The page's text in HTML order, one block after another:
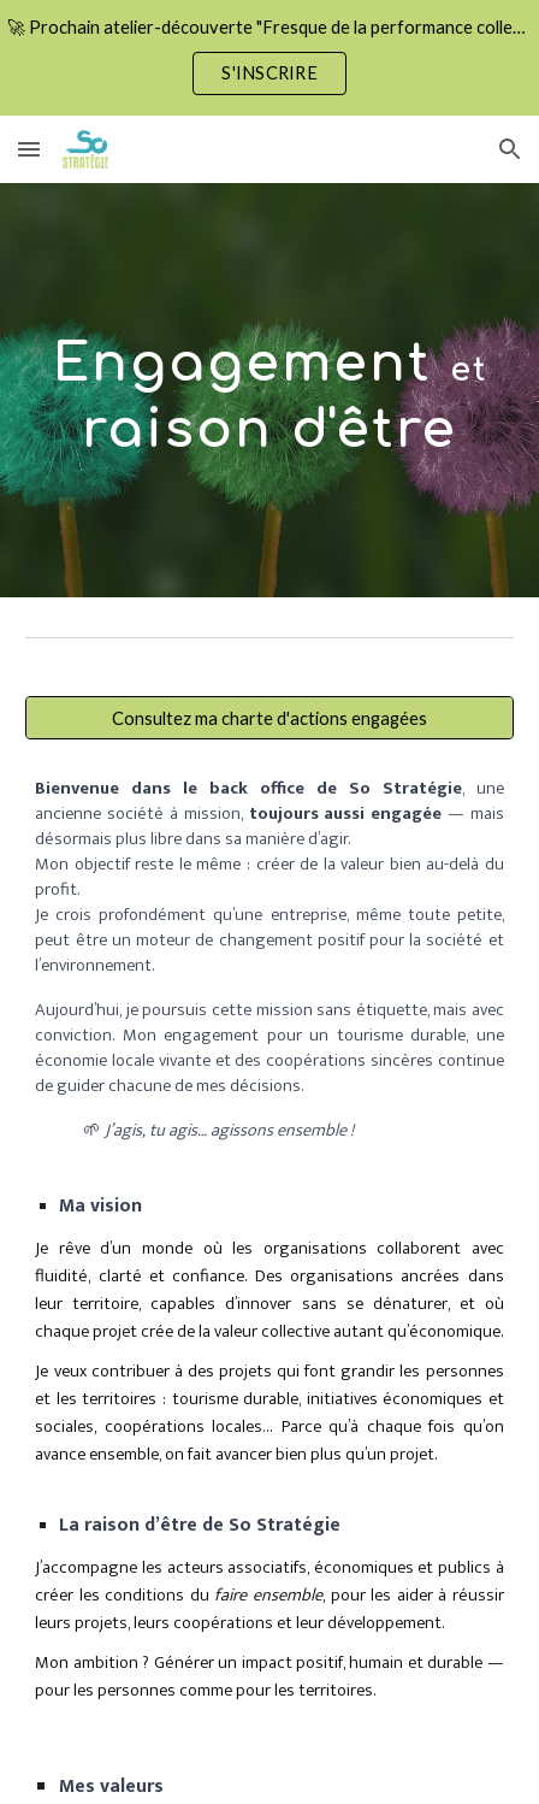
Skip to navigation
🚀 Prochain atelier-découverte "Fresque de la performance collective" le 15 septembre ! Places limitées.
S'INSCRIRE
Engagementet
raison d'être
Consultez ma charte d'actions engagées
Bienvenue dans le back office de So Stratégie, une
ancienne société à mission, toujours aussi engagée — mais
désormais plus libre dans sa manière d’agir.
Mon objectif reste le même : créer de la valeur bien au-delà du
profit.
Je crois profondément qu’une entreprise, même toute petite,
peut êtreun moteur de changement positifpour la société et
l’environnement.
Aujourd’hui,je poursuis cette mission sans étiquette, mais avec
conviction. Mon engagement pour un tourisme durable, une
économie locale vivanteet des coopérations sincères continue
de guider chacune de mes décisions.
🌱J’agis, tu agis… agissons ensemble !
Ma vision
Je rêve d’un monde où les organisations collaborent avec
fluidité, clarté et confiance. Des organisations ancrées dans
leur territoire, capables d’innover sans se dénaturer, et où
chaque projet crée de la valeur collective autant qu’économique.
Je veux contribuer à des projets qui font grandir les personnes
et les territoires : tourisme durable, initiatives économiques et
sociales, coopérations locales… Parce qu’à chaque fois qu’on
avance ensemble, on fait avancer bien plus qu’un projet.
La raison d’être de So Stratégie
J’accompagne les acteurs associatifs, économiques et publics à
créer les conditions du faire ensemble, pour les aider à réussir
leurs projets, leurs coopérations et leur développement.
Mon ambition ? Générer un impact positif, humain et durable —
pour les personnes comme pour les territoires.
Mes valeurs